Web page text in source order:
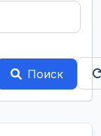
Поиск